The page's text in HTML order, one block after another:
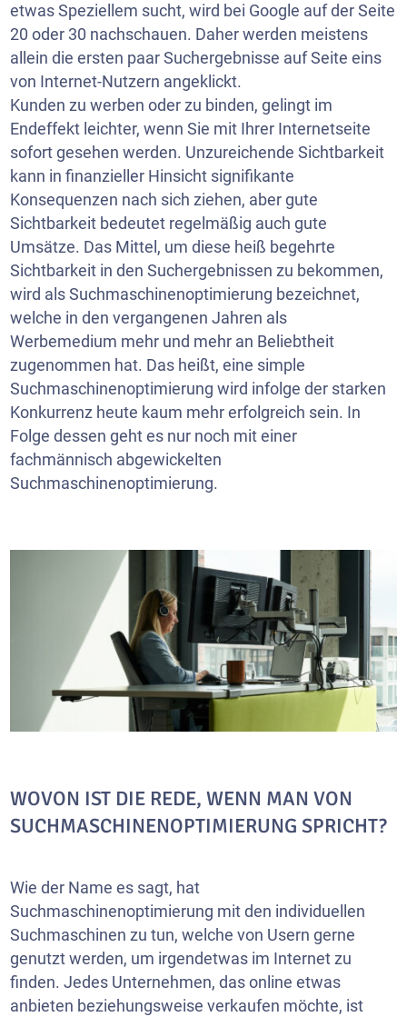
etwas Speziellem sucht, wird bei Google auf der Seite
20 oder 30 nachschauen. Daher werden meistens
allein die ersten paar Suchergebnisse auf Seite eins
von Internet-Nutzern angeklickt.
Kunden zu werben oder zu binden, gelingt im
Endeffekt leichter, wenn Sie mit Ihrer Internetseite
sofort gesehen werden. Unzureichende Sichtbarkeit
kann in finanzieller Hinsicht signifikante
Konsequenzen nach sich ziehen, aber gute
Sichtbarkeit bedeutet regelmäßig auch gute
Umsätze. Das Mittel, um diese heiß begehrte
Sichtbarkeit in den Suchergebnissen zu bekommen,
wird als Suchmaschinenoptimierung bezeichnet,
welche in den vergangenen Jahren als
Werbemedium mehr und mehr an Beliebtheit
zugenommen hat. Das heißt, eine simple
Suchmaschinenoptimierung wird infolge der starken
Konkurrenz heute kaum mehr erfolgreich sein. In
Folge dessen geht es nur noch mit einer
fachmännisch abgewickelten
Suchmaschinenoptimierung.
WOVON IST DIE REDE, WENN MAN VON
SUCHMASCHINENOPTIMIERUNG SPRICHT?
Wie der Name es sagt, hat
Suchmaschinenoptimierung mit den individuellen
Suchmaschinen zu tun, welche von Usern gerne
genutzt werden, um irgendetwas im Internet zu
finden. Jedes Unternehmen, das online etwas
anbieten beziehungsweise verkaufen möchte, ist